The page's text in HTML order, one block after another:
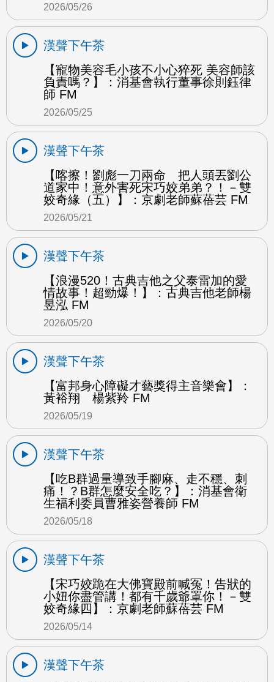
2026/05/26
漢聲下午茶
【寵物美容毛小孩不小心猝死 美容師該
負責嗎？】：消基會執行董事徐則鈺律
師 FM
2026/05/25
漢聲下午茶
【喀擦！劉彪一刀兩命 把人頭丟劉公
道家中！意外害死宋巧姣弟弟？！－雙
姣奇緣（五）】：京劇老師蘇蓓芸 FM
2026/05/21
漢聲下午茶
【浪漫520！古典吉他之父泰雷加的愛
情故事！超勁爆！】：古典吉他老師楊
昱泓 FM
2026/05/20
漢聲下午茶
【富邦身心障礙才藝獎得主音樂會】：
黃裕翔 楊紫羚 FM
2026/05/19
漢聲下午茶
【吃B群過量導致手腳麻、走不穩、刺
痛！？B群怎麼安全吃？】：消基會衛
生福利委員曹雅姿營養師 FM
2026/05/18
漢聲下午茶
【宋巧姣跪在大佛寶殿前喊冤！告狀的
小妞你盡管講！都有千歲爺罩你！－雙
姣奇緣四】：京劇老師蘇蓓芸 FM
2026/05/14
漢聲下午茶